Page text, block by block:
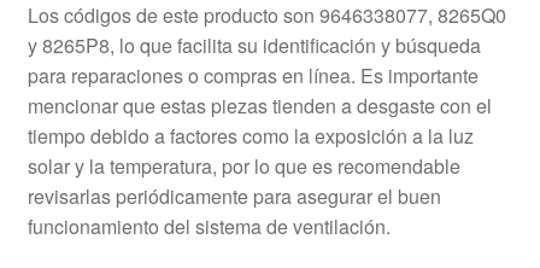
Los códigos de este producto son 9646338077, 8265Q0
y 8265P8, lo que facilita su identificación y búsqueda
para reparaciones o compras en línea. Es importante
mencionar que estas piezas tienden a desgaste con el
tiempo debido a factores como la exposición a la luz
solar y la temperatura, por lo que es recomendable
revisarlas periódicamente para asegurar el buen
funcionamiento del sistema de ventilación.